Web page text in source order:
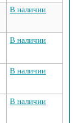
В наличии
В наличии
В наличии
В наличии